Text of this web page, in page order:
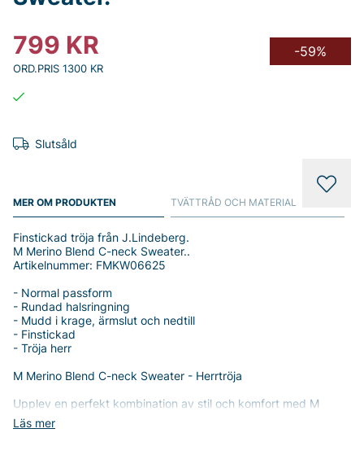
799 KR
ORD.PRIS 1300 KR
-59%
Slutsåld
MER OM PRODUKTEN
Läs mer
Finstickad tröja från J.Lindeberg.
M Merino Blend C-neck Sweater..
Artikelnummer: FMKW06625
- Normal passform
- Rundad halsringning
- Mudd i krage, ärmslut och nedtill
- Finstickad
- Tröja herr
M Merino Blend C-neck Sweater - Herrtröja
Upplev en perfekt kombination av stil och komfort med M
Merino Blend C-neck Sweater från J.Lindeberg. Denna
finstickade herrtröja är designad för den moderna mannen som
TVÄTTRÅD OCH MATERIAL